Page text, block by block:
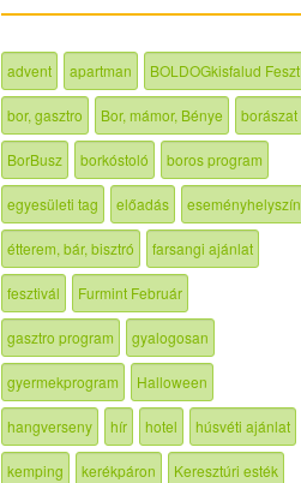
advent apartman BOLDOGkisfalud Feszt
bor, gasztro Bor, mámor, Bénye borászat
BorBusz borkóstoló boros program
egyesületi tag előadás eseményhelyszín
étterem, bár, bisztró farsangi ajánlat
fesztivál Furmint Február
gasztro program gyalogosan
gyermekprogram Halloween
hangverseny hír hotel húsvéti ajánlat
kemping kerékpáron Keresztúri esték